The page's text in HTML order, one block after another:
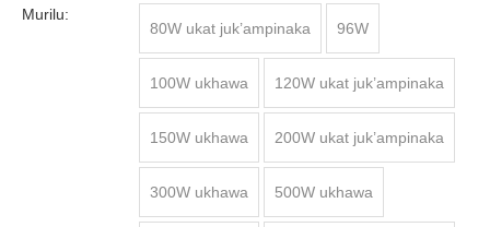
Murilu:
80W ukat juk’ampinaka
96W
100W ukhawa 120W ukat juk’ampinaka
150W ukhawa 200W ukat juk’ampinaka
300W ukhawa 500W ukhawa